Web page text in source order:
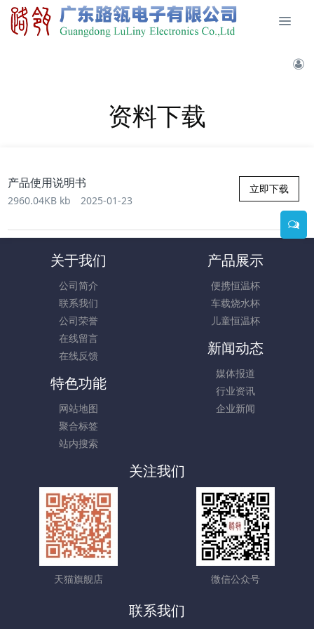
资料下载
立即下载
产品使用说明书
2960.04KB kb 2025-01-23
关于我们
公司简介
联系我们
公司荣誉
在线留言
在线反馈
产品展示
便携恒温杯
车载烧水杯
儿童恒温杯
新闻动态
媒体报道
行业资讯
企业新闻
特色功能
网站地图
聚合标签
站内搜索
关注我们
天猫旗舰店 微信公众号
联系我们